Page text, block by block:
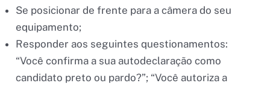
Se posicionar de frente para a câmera do seu
equipamento;
Responder aos seguintes questionamentos:
“Você confirma a sua autodeclaração como
candidato preto ou pardo?”; “Você autoriza a